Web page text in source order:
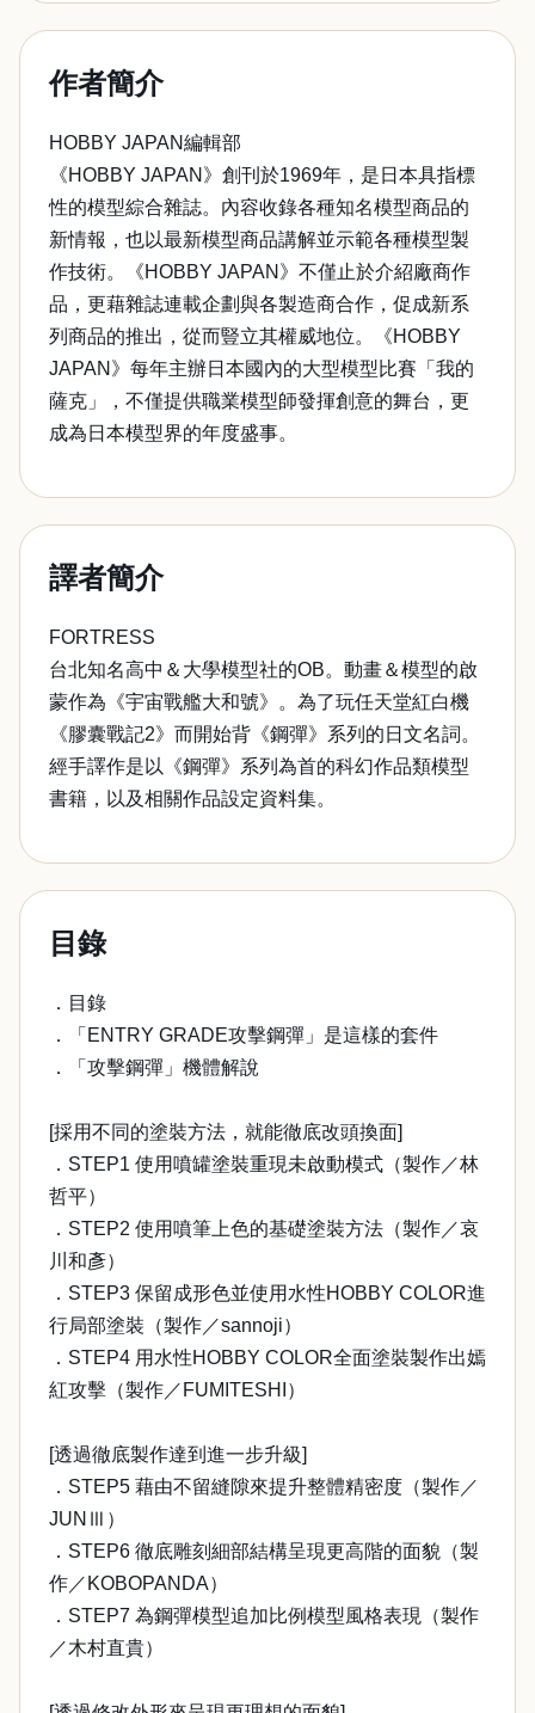
作者簡介
HOBBY JAPAN編輯部
《HOBBY JAPAN》創刊於1969年，是日本具指標
性的模型綜合雜誌。內容收錄各種知名模型商品的
新情報，也以最新模型商品講解並示範各種模型製
作技術。《HOBBY JAPAN》不僅止於介紹廠商作
品，更藉雜誌連載企劃與各製造商合作，促成新系
列商品的推出，從而豎立其權威地位。《HOBBY
JAPAN》每年主辦日本國內的大型模型比賽「我的
薩克」，不僅提供職業模型師發揮創意的舞台，更
成為日本模型界的年度盛事。
譯者簡介
FORTRESS
台北知名高中＆大學模型社的OB。動畫＆模型的啟
蒙作為《宇宙戰艦大和號》。為了玩任天堂紅白機
《膠囊戰記2》而開始背《鋼彈》系列的日文名詞。
經手譯作是以《鋼彈》系列為首的科幻作品類模型
書籍，以及相關作品設定資料集。
目錄
．目錄
．「ENTRY GRADE攻擊鋼彈」是這樣的套件
．「攻擊鋼彈」機體解說
[採用不同的塗裝方法，就能徹底改頭換面]
．STEP1 使用噴罐塗裝重現未啟動模式（製作／林
哲平）
．STEP2 使用噴筆上色的基礎塗裝方法（製作／哀
川和彥）
．STEP3 保留成形色並使用水性HOBBY COLOR進
行局部塗裝（製作／sannoji）
．STEP4 用水性HOBBY COLOR全面塗裝製作出嫣
紅攻擊（製作／FUMITESHI）
[透過徹底製作達到進一步升級]
．STEP5 藉由不留縫隙來提升整體精密度（製作／
JUNⅢ）
．STEP6 徹底雕刻細部結構呈現更高階的面貌（製
作／KOBOPANDA）
．STEP7 為鋼彈模型追加比例模型風格表現（製作
／木村直貴）